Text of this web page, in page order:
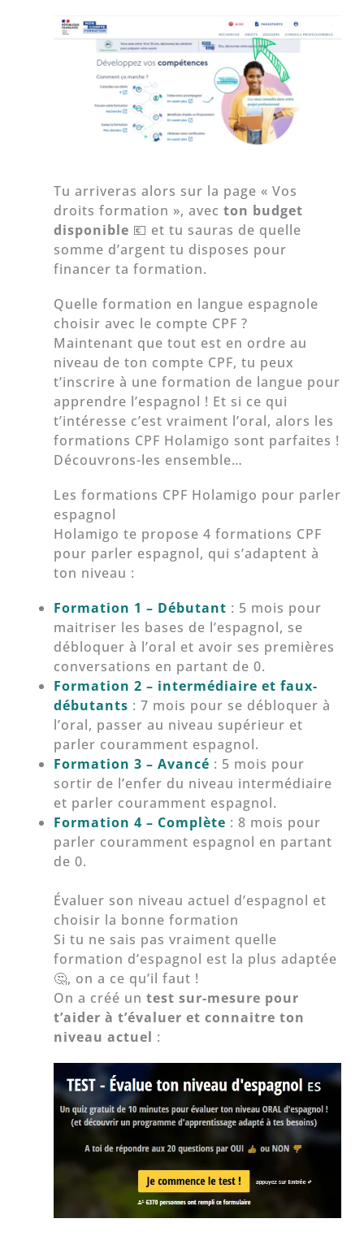
Tu arriveras alors sur la page « Vos
droits formation », avecton budget
disponible 💶 et tu sauras de quelle
somme d’argent tu disposes pour
financer ta formation.
Quelle formation en langue espagnole
choisir avec le compte CPF ?
Maintenant que tout est en ordre au
niveau de ton compte CPF, tu peux
t’inscrire à une formation de langue pour
apprendre l’espagnol ! Et si ce qui
t’intéresse c’est vraiment l’oral, alors les
formations CPF Holamigo sont parfaites !
Découvrons-les ensemble…
Les formations CPF Holamigo pour parler
espagnol
Holamigo te propose 4 formations CPF
pour parler espagnol, qui s’adaptent à
ton niveau :
Formation 1 – Débutant : 5 mois pour
maitriser les bases de l’espagnol, se
débloquer à l’oral et avoir ses premières
conversations en partant de 0.
Formation 2 – intermédiaire et faux-
débutants : 7 mois pour se débloquer à
l’oral, passer au niveau supérieur et
parler couramment espagnol.
Formation 3 – Avancé : 5 mois pour
sortir de l’enfer du niveau intermédiaire
et parler couramment espagnol.
Formation 4 – Complète : 8 mois pour
parler couramment espagnol en partant
de 0.
Évaluer son niveau actuel d’espagnol et
choisir la bonne formation
Si tu ne sais pas vraiment quelle
formation d’espagnol est la plus adaptée
🤔, on a ce qu’il faut !
On a créé untest sur-mesure pour
t’aider à t’évaluer et connaitre ton
niveau actuel :